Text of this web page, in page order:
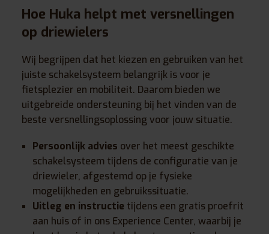
Hoe Huka helpt met versnellingen
op driewielers
Wij begrijpen dat het kiezen en gebruiken van het
juiste schakelsysteem belangrijk is voor je
fietsplezier en mobiliteit. Daarom bieden we
uitgebreide ondersteuning bij het vinden van de
beste versnellingsoplossing voor jouw situatie.
Persoonlijk advies over het meest geschikte
schakelsysteem tijdens de configuratie van je
driewieler, afgestemd op je fysieke
mogelijkheden en gebruikssituatie.
Uitleg en instructie tijdens een gratis proefrit
aan huis of in ons Experience Center, waarbij je